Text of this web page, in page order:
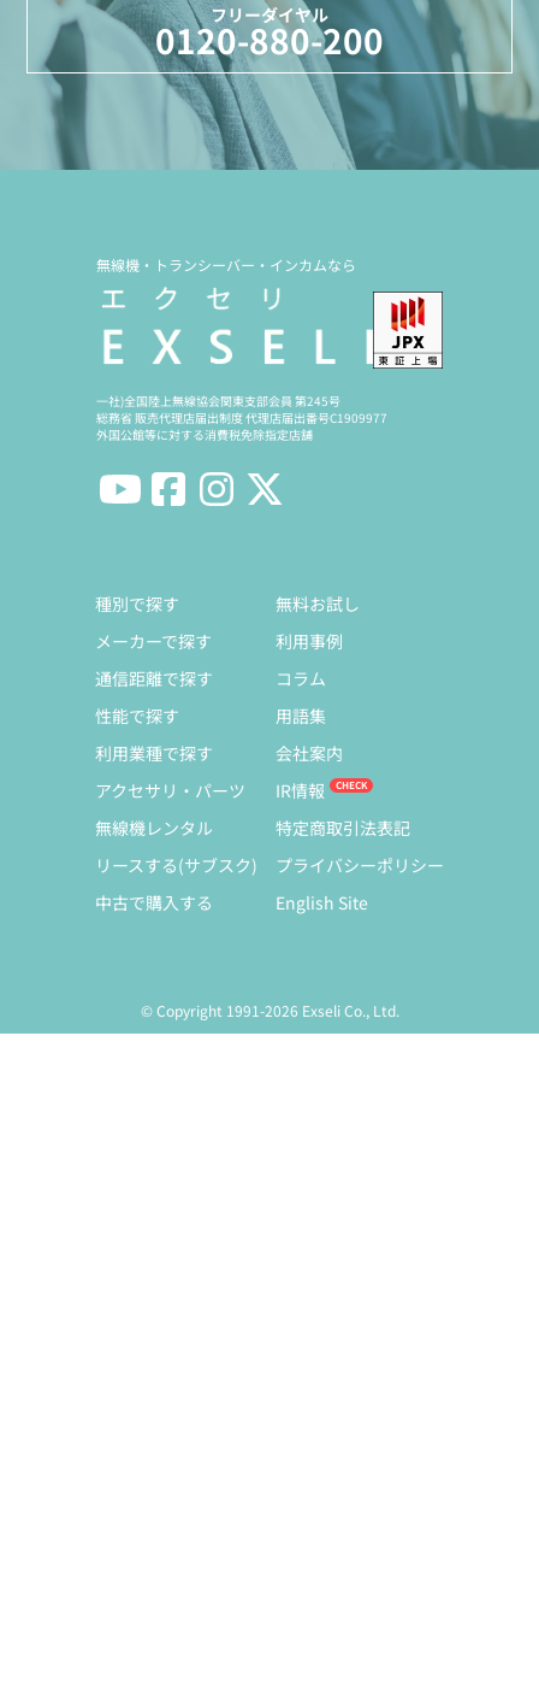
フリーダイヤル
0120-880-200
無線機・トランシーバー・インカムなら
一社)全国陸上無線協会関東支部会員 第245号
総務省 販売代理店届出制度 代理店届出番号C1909977
外国公館等に対する消費税免除指定店舗
種別で探す
メーカーで探す
通信距離で探す
性能で探す
利用業種で探す
アクセサリ・パーツ
無線機レンタル
リースする(サブスク)
中古で購入する
無料お試し
利用事例
コラム
用語集
会社案内
IR情報
特定商取引法表記
プライバシーポリシー
English Site
© Copyright 1991-2026 Exseli Co., Ltd.